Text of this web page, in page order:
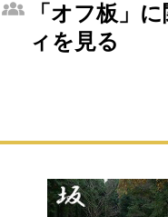
「オフ板」
ィを見る